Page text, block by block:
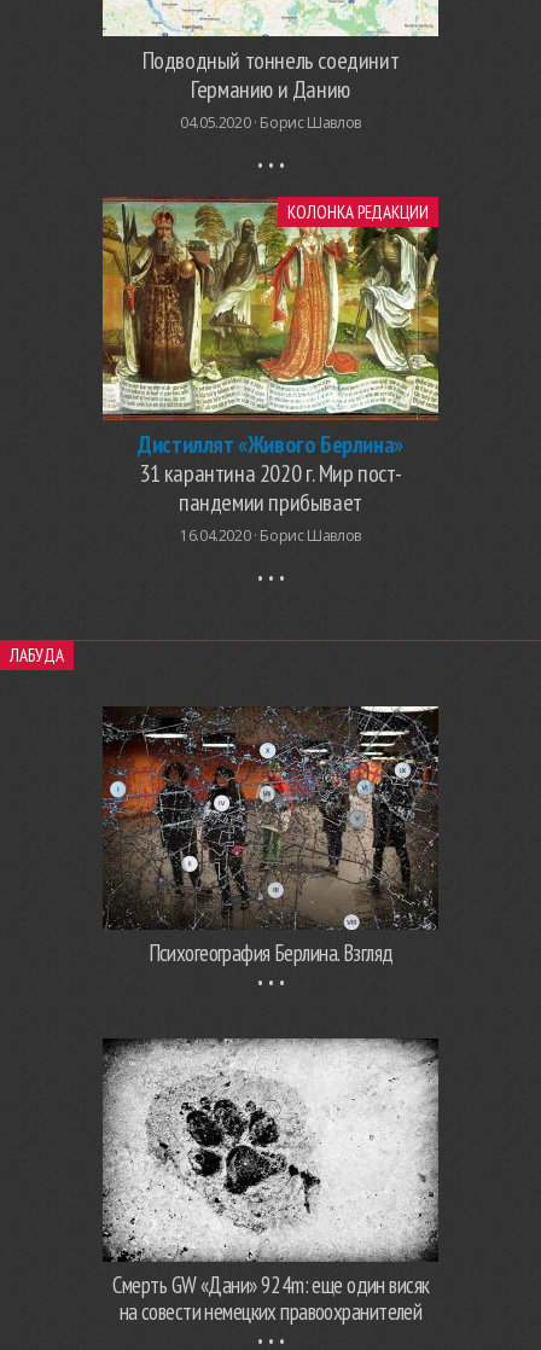
Подводный тоннель соединит
Германию и Данию
04.05.2020 · Борис Шавлов
КОЛОНКА РЕДАКЦИИ
Дистиллят «Живого Берлина»
31 карантина 2020 г. Мир пост-
пандемии прибывает
16.04.2020 · Борис Шавлов
ЛАБУДА
Психогеография Берлина. Взгляд
Смерть GW «Дани» 924m: еще один висяк
на совести немецких правоохранителей